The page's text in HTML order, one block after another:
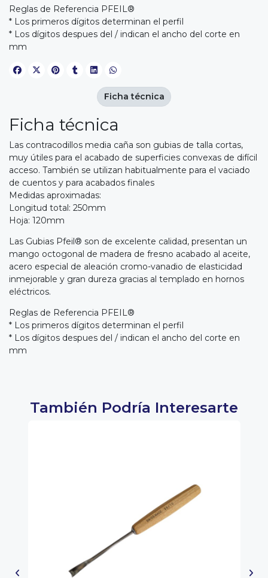
Reglas de Referencia PFEIL®
* Los primeros dígitos determinan el perfil
* Los dígitos despues del / indican el ancho del corte en
mm
Ficha técnica
Las contracodillos media caña son gubias de talla cortas,
muy útiles para el acabado de superficies convexas de difícil
acceso. También se utilizan habitualmente para el vaciado
de cuentos y para acabados finales
Medidas aproximadas:
Longitud total: 250mm
Hoja: 120mm
Las Gubias Pfeil® son de excelente calidad, presentan un
mango octogonal de madera de fresno acabado al aceite,
acero especial de aleación cromo-vanadio de elasticidad
inmejorable y gran dureza gracias al templado en hornos
eléctricos.
Reglas de Referencia PFEIL®
* Los primeros dígitos determinan el perfil
* Los dígitos despues del / indican el ancho del corte en
mm
Ficha técnica
También Podría Interesarte